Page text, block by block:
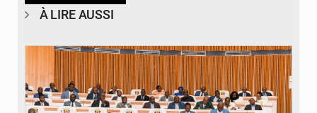
À LIRE AUSSI